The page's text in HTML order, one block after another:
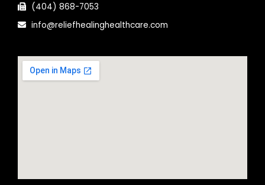
(404) 868-7053
info@reliefhealinghealthcare.com